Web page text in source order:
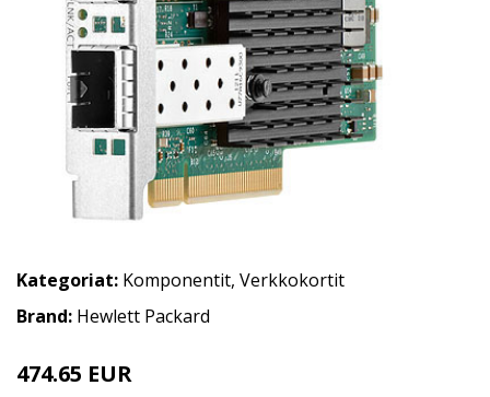
Kategoriat: Komponentit, Verkkokortit
Brand: Hewlett Packard
474.65 EUR